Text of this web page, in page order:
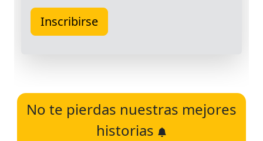
No te pierdas nuestras mejores
historias